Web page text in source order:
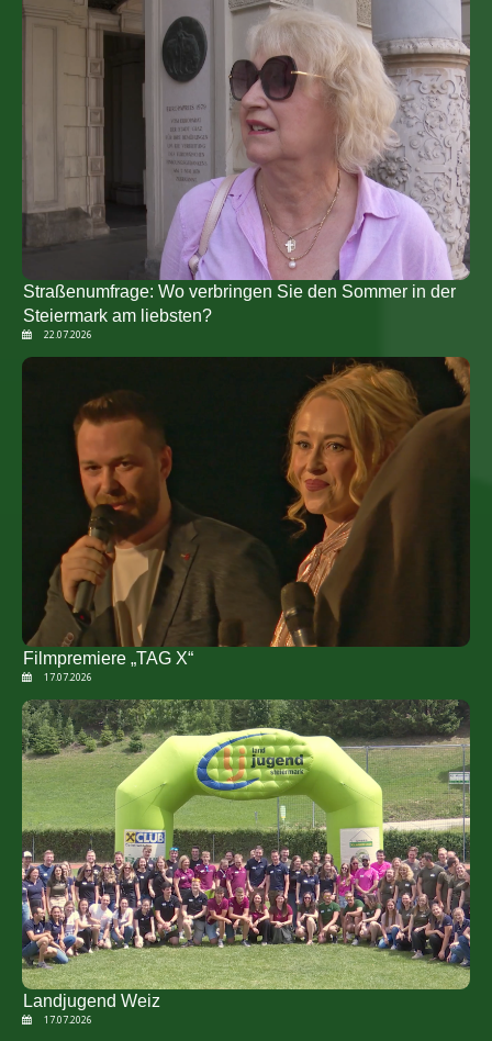
Straßenumfrage: Wo verbringen Sie den Sommer in der
Steiermark am liebsten?
22.07.2026
Filmpremiere „TAG X“
17.07.2026
Landjugend Weiz
17.07.2026